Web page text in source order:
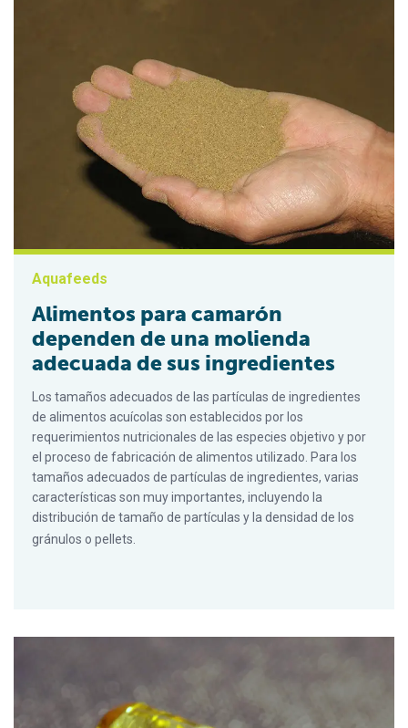
Aquafeeds
Alimentos para camarón
dependen de una molienda
adecuada de sus ingredientes
Los tamaños adecuados de las partículas de ingredientes
de alimentos acuícolas son establecidos por los
requerimientos nutricionales de las especies objetivo y por
el proceso de fabricación de alimentos utilizado. Para los
tamaños adecuados de partículas de ingredientes, varias
características son muy importantes, incluyendo la
distribución de tamaño de partículas y la densidad de los
gránulos o pellets.